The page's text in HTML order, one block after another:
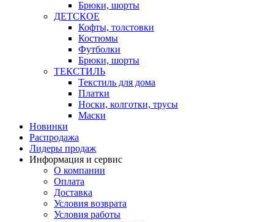
Брюки, шорты
ДЕТСКОЕ
Кофты, толстовки
Костюмы
Футболки
Брюки, шорты
ТЕКСТИЛЬ
Текстиль для дома
Платки
Носки, колготки, трусы
Маски
Новинки
Распродажа
Лидеры продаж
Информация и сервис
О компании
Оплата
Доставка
Условия возврата
Условия работы